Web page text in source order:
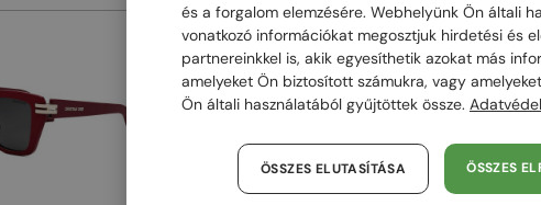
48/72 48/72
és a forgalom elemzésére. Webhelyünk Ön általi
vonatkozó információkat megosztjuk hirdetési és
partnereinkkel is, akik egyesíthetik azokat más
amelyeket Ön biztosított számukra, vagy
Ön általi használatából gyűjtöttek össze.
ÖSSZES
ÖSSZES ELUTASÍTÁSA